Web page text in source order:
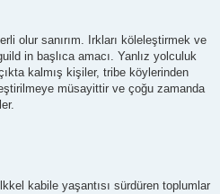
olur sanırım. Irkları köleleştirmek ve
in başlıca amacı. Yanlız yolculuk
kalmış kişiler, tribe köylerinden
müsayittir ve çoğu zamanda
kabile yaşantısı sürdüren toplumlar